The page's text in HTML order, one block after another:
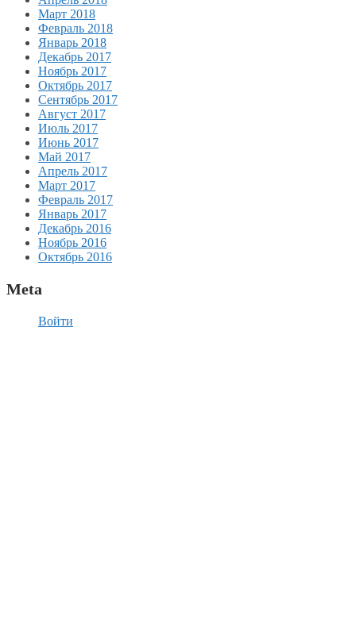
Март 2018
Февраль 2018
Январь 2018
Декабрь 2017
Ноябрь 2017
Октябрь 2017
Сентябрь 2017
Август 2017
Июль 2017
Июнь 2017
Май 2017
Апрель 2017
Март 2017
Февраль 2017
Январь 2017
Декабрь 2016
Ноябрь 2016
Октябрь 2016
Meta
Войти